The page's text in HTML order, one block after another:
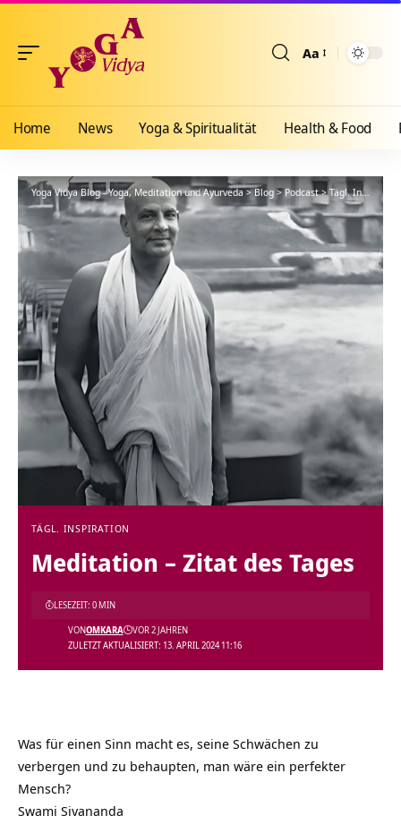
Aa
Home News Yoga & Spiritualität Health & Food
Yoga Vidya Blog - Yoga, Meditation und Ayurveda>Blog >Podcast>Tägl. Inspiration
TÄGL. INSPIRATION
Meditation – Zitat des Tages
ZULETZT AKTUALISIERT: 13. APRIL 2024 11:16
VONOMKARA VOR 2 JAHREN
LESEZEIT: 0 MIN
Was für einen Sinn macht es, seine Schwächen zu
verbergen und zu behaupten, man wäre ein perfekter
Mensch?
Swami Sivananda